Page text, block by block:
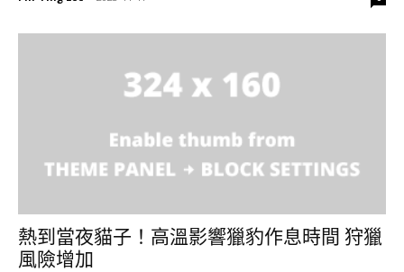
熱到當夜貓子！高溫影響獵豹作息時間 狩獵
風險增加